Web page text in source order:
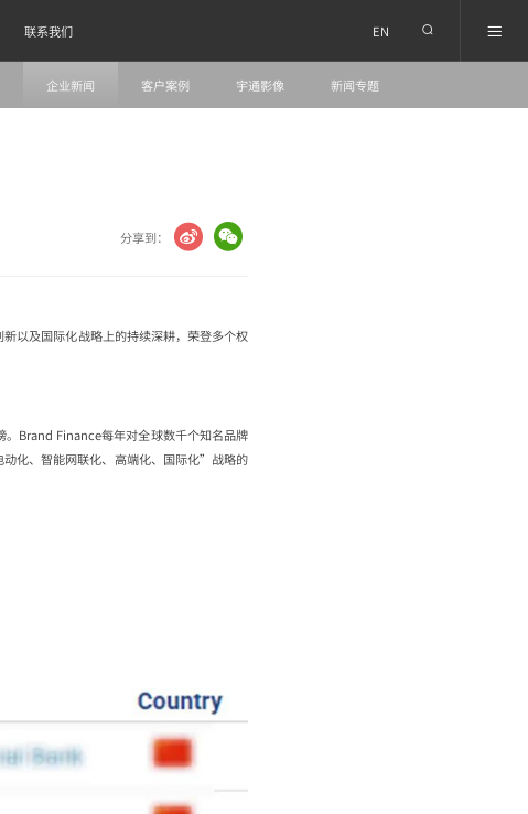
联系我们 EN
企业新闻 客户案例 宇通影像 新闻专题
分享到：
以及国际化战略上的持续深耕，荣登多个权
Brand Finance每年对全球数千个知名品牌
化、智能网联化、高端化、国际化”战略的